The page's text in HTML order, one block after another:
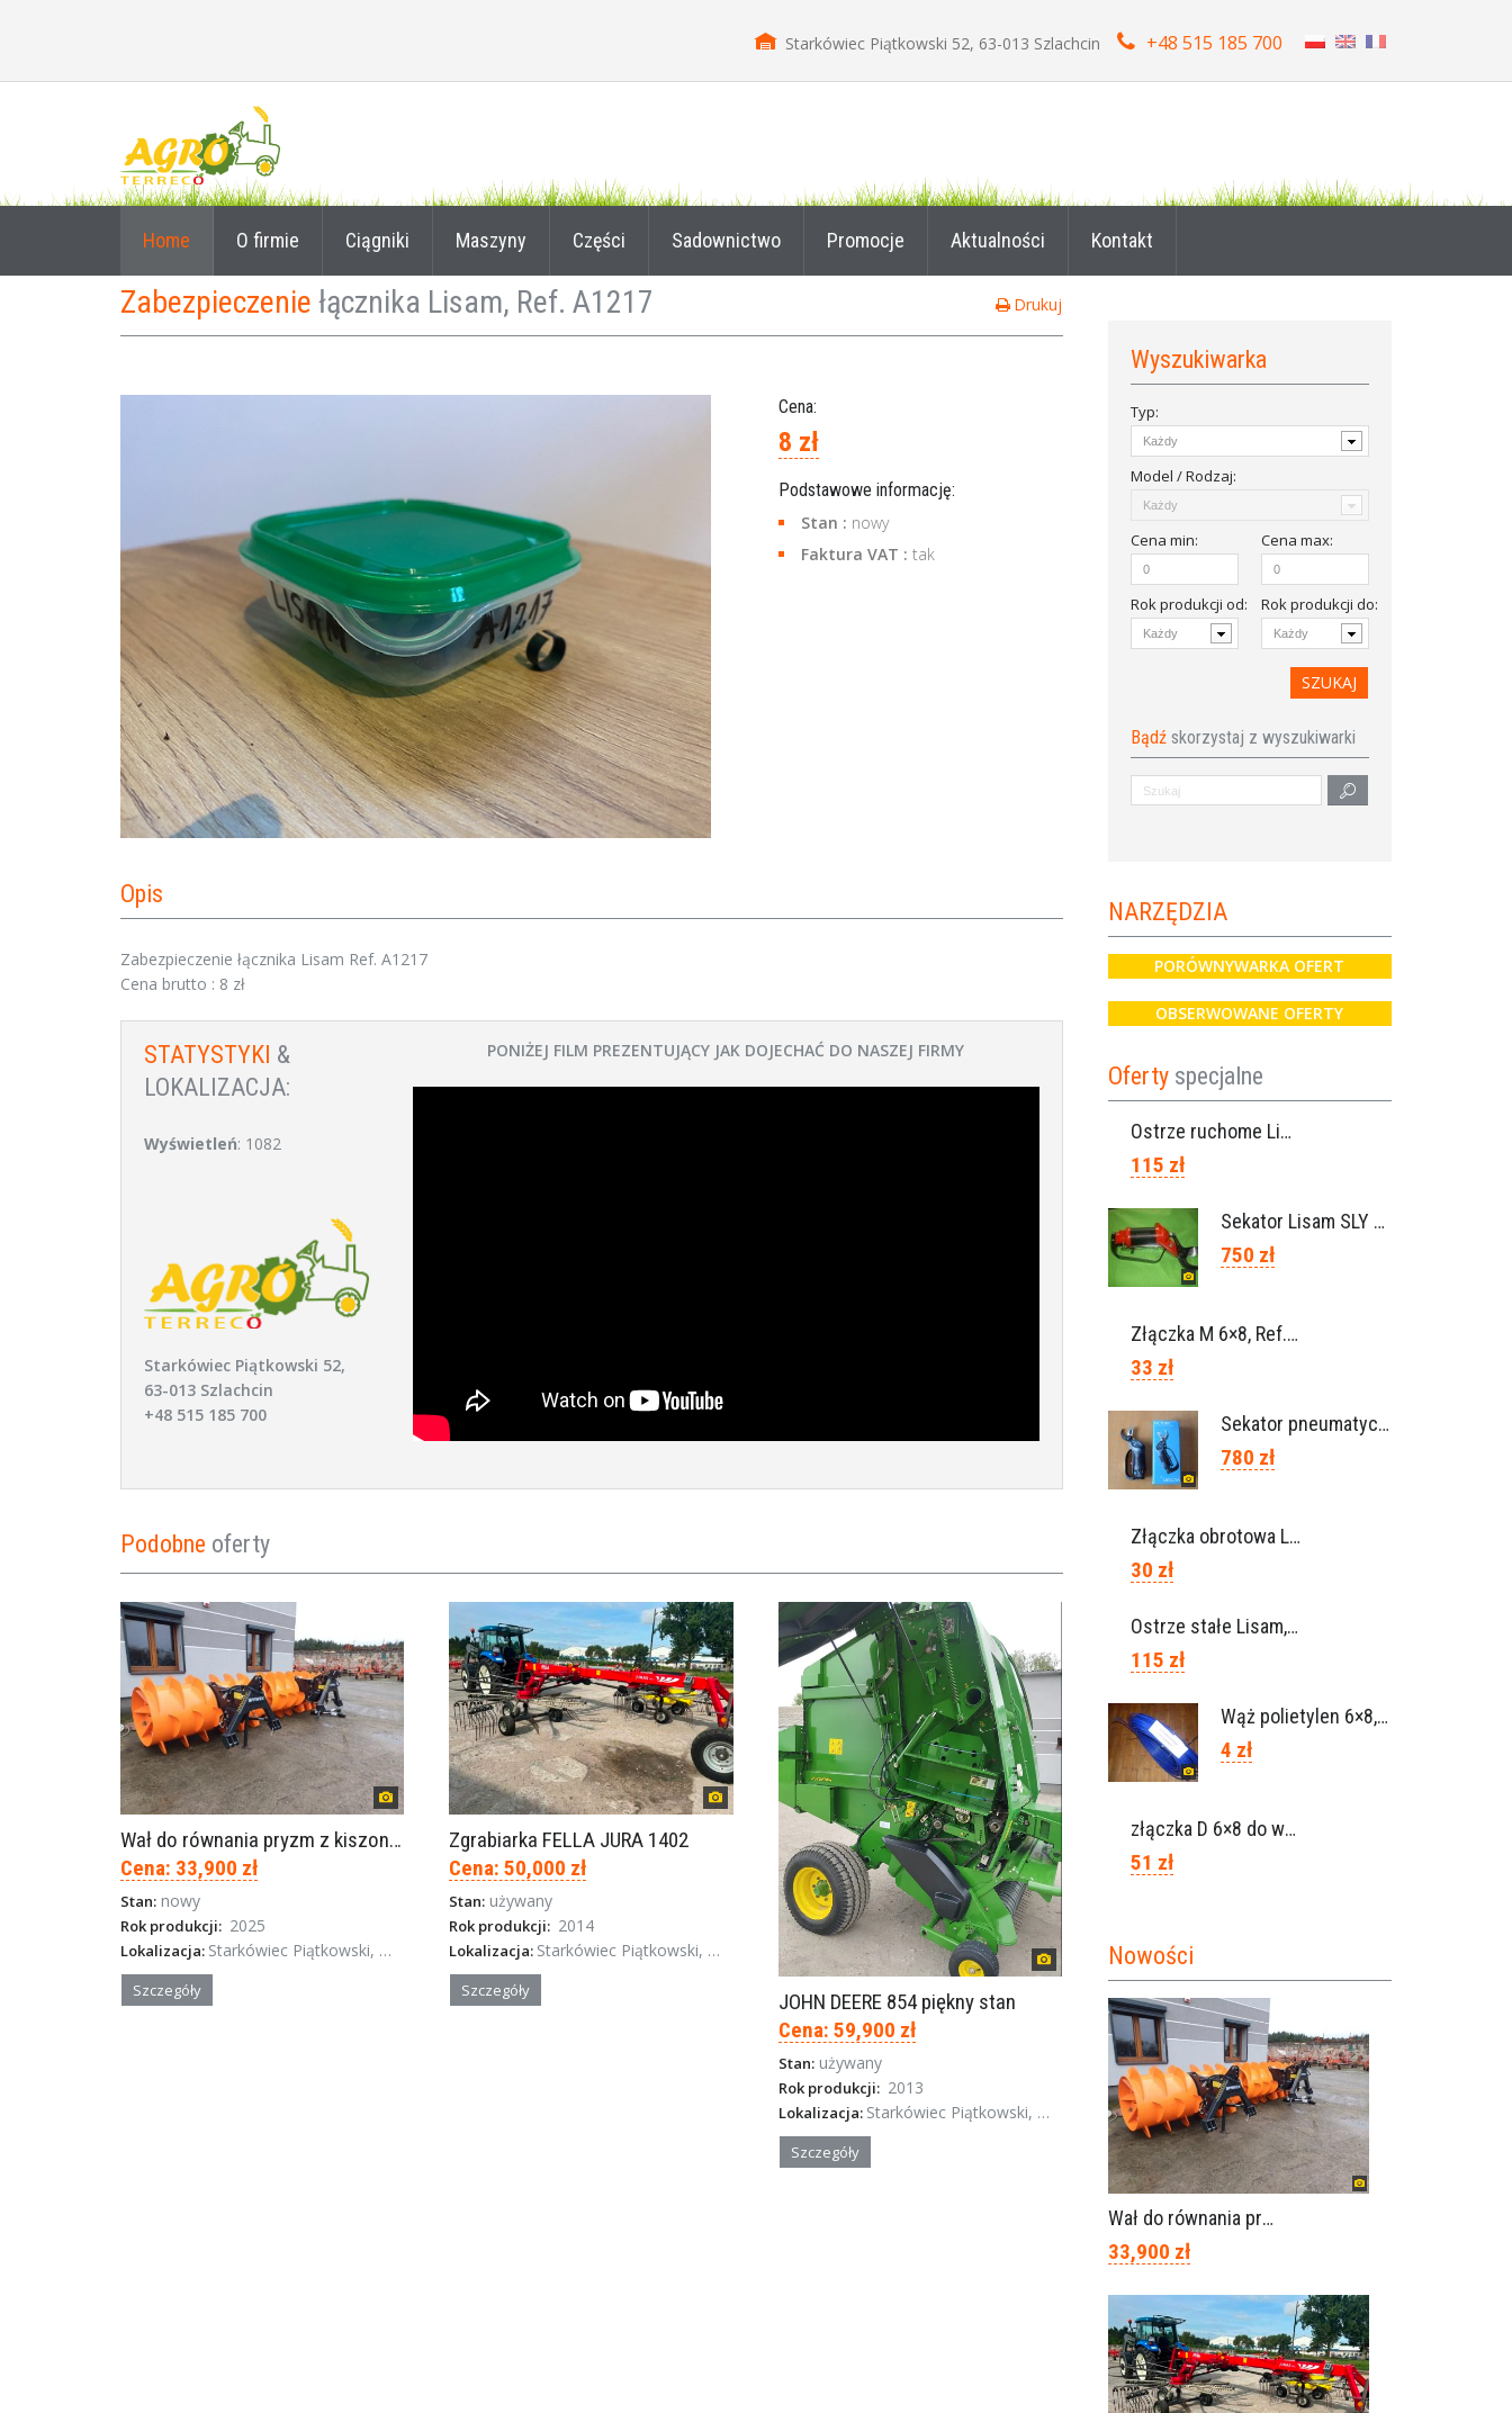
Starkówiec Piątkowski 52, 63-013 Szlachcin +48 515 185 700
Home O firmie Ciągniki Maszyny Części Sadownictwo Promocje Aktualności Kontakt
Zabezpieczenie łącznika Lisam, Ref. A1217 Drukuj
Cena:
8 zł
Podstawowe informację:
Stan : nowy
Faktura VAT : tak
Opis
Zabezpieczenie łącznika Lisam Ref. A1217
Cena brutto : 8 zł
STATYSTYKI &
LOKALIZACJA:
Wyświetleń: 1082
Starkówiec Piątkowski 52,
63-013 Szlachcin
+48 515 185 700
PONIŻEJ FILM PREZENTUJĄCY JAK DOJECHAĆ DO NASZEJ FIRMY
Podobne oferty
Wał do równania pryzm z kiszonką -TORNADO-SPAWEX
Cena: 33,900 zł
Stan: nowy
Rok produkcji: 2025
Lokalizacja: Starkówiec Piątkowski, Wielkopolska
Szczegóły
Zgrabiarka FELLA JURA 1402
Cena: 50,000 zł
Stan: używany
Rok produkcji: 2014
Lokalizacja: Starkówiec Piątkowski, Wielkopolska
Szczegóły
JOHN DEERE 854 piękny stan
Cena: 59,900 zł
Stan:używany
Rok produkcji: 2013
Lokalizacja: Starkówiec Piątkowski, Wielkopolska
Szczegóły
Wyszukiwarka
Typ:
Model / Rodzaj:
Cena min: Cena max:
Rok produkcji od: Rok produkcji do:
Bądź skorzystaj z wyszukiwarki
NARZĘDZIA
PORÓWNYWARKA OFERT
OBSERWOWANE OFERTY
Oferty specjalne
Ostrze ruchome Lisam, Ref. A1208
115 zł
Sekator Lisam SLY / przedłużki 0,5m 1m (Włochy)
750 zł
Złączka M 6×8, Ref. 0115.0102
33 zł
Sekator pneumatyczny VICTORY (Campagnola Włochy)
780 zł
Złączka obrotowa Lisam do węża 6×8 / Ref. 0160.0100
30 zł
Ostrze stałe Lisam, Ref. A1206
115 zł
Wąż polietylen 6×8, Ref.0120.0203
4 zł
złączka D 6×8 do węża, Ref. 0113.0106
51 zł
Nowości
Wał do równania pryzm z kiszonką -TORNADO-SPAWEX
33,900 zł